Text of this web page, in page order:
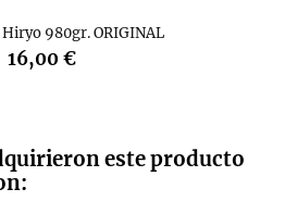
980gr. ORIGINAL
16,00 €
este producto